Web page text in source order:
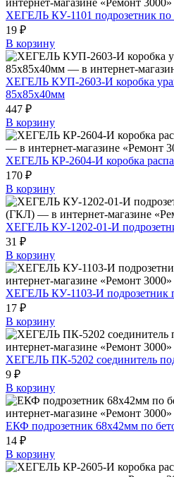
ХЕГЕЛЬ КУ-1101 подрозетник по
19 ₽
В корзину
ХЕГЕЛЬ КУП-2603-И коробка
85х85х40мм
447 ₽
В корзину
ХЕГЕЛЬ КР-2604-И коробка
170 ₽
В корзину
ХЕГЕЛЬ КУ-1202-01-И
31 ₽
В корзину
ХЕГЕЛЬ КУ-1103-И подрозетник
17 ₽
В корзину
ХЕГЕЛЬ ПК-5202 соединитель
9 ₽
В корзину
ЕКФ подрозетник 68х42мм по
14 ₽
В корзину